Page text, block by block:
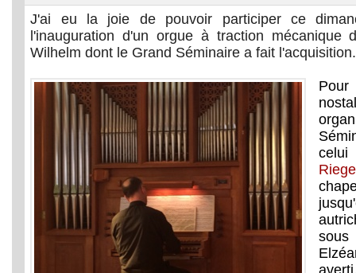
J'ai eu la joie de pouvoir participer ce
l'inauguration d'un orgue à traction mécanique
Wilhelm dont le Grand Séminaire a fait l'acquisition.
Pour
celui